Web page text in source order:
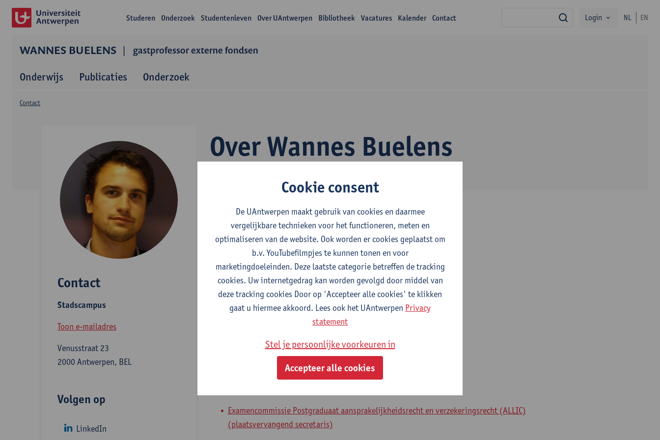
Studeren Onderzoek Studentenleven Over UAntwerpen Bibliotheek Vacatures Kalender Contact zoekLogin NL EN
WANNES BUELENS gastprofessor externe fondsen
Onderwijs Publicaties Onderzoek
Over Wannes Buelens
Contact
Contact
Stadscampus
Toon e-mailadres
Venusstraat 23
2000 Antwerpen, BEL
Volgen op
LinkedIn
Afdeling
Faculteit Rechten - algemeen
Statuut & functies
Bijzonder academisch personeel
Interne mandaten
Examencommissie Postgraduaat aansprakelijkheidsrecht en verzekeringsrecht (ALLIC)
(plaatsvervangend secretaris)
Cookie consent
De UAntwerpen maakt gebruik van cookies en daarmee
vergelijkbare technieken voor het functioneren, meten en
optimaliseren van de website. Ook worden er cookies geplaatst om
b.v. YouTubefilmpjes te kunnen tonen en voor
marketingdoeleinden. Deze laatste categorie betreffen de tracking
cookies. Uw internetgedrag kan worden gevolgd door middel van
deze tracking cookies Door op 'Accepteer alle cookies' te klikken
gaat u hiermee akkoord. Lees ook het UAntwerpen Privacy
statement
Stel je persoonlijke voorkeuren in
Accepteer alle cookies